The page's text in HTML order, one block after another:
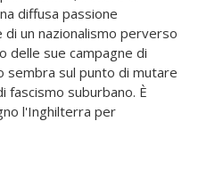
diffusa passione
un nazionalismo perverso
delle sue campagne di
sembra sul punto di mutare
fascismo suburbano. È
l'Inghilterra per